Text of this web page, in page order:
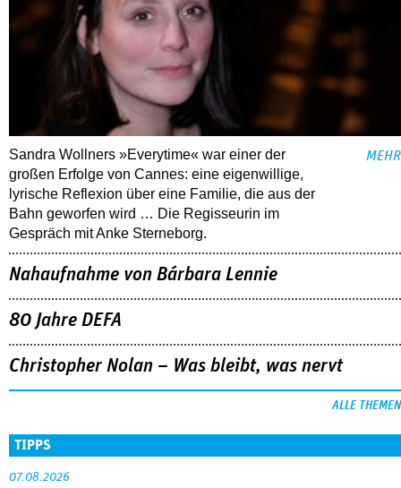
Sandra Wollners »Everytime« war einer der
großen Erfolge von Cannes: eine eigenwillige,
lyrische Reflexion über eine ­Familie, die aus der
Bahn geworfen wird … Die Regisseurin im
Gespräch mit Anke Sterneborg.
MEHR
Nahaufnahme von Bárbara Lennie
80 Jahre DEFA
Christopher Nolan – Was bleibt, was nervt
ALLE THEMEN
TIPPS
07.08.2026